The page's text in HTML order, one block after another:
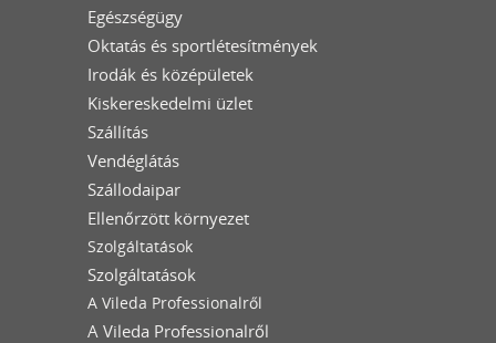
Egészségügy
Oktatás és sportlétesítmények
Irodák és középületek
Kiskereskedelmi üzlet
Szállítás
Vendéglátás
Szállodaipar
Ellenőrzött környezet
Szolgáltatások
Szolgáltatások
A Vileda Professionalről
A Vileda Professionalről